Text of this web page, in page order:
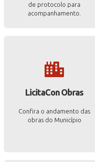
de protocolo para
acompanhamento.
LicitaCon Obras
Confira o andamento das
obras do Município